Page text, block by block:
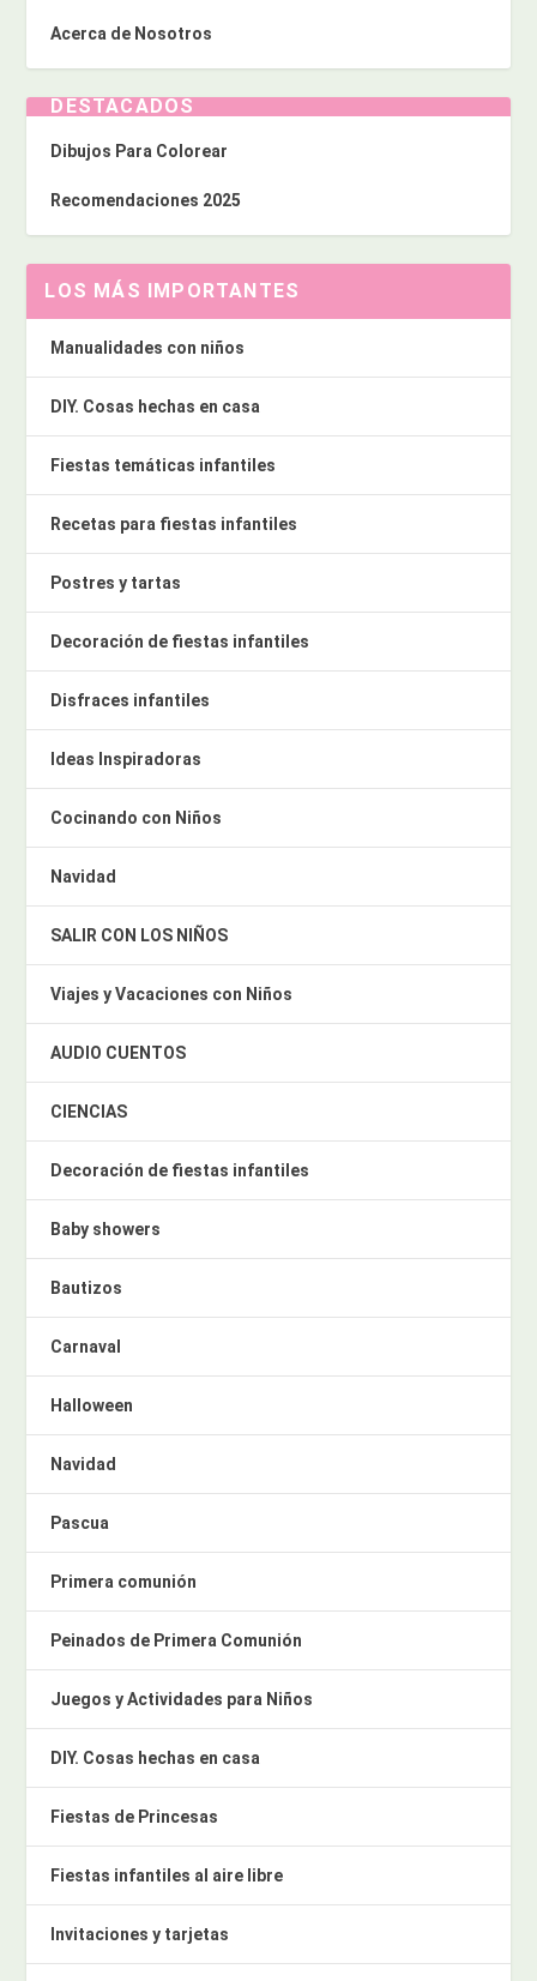
Acerca de Nosotros
DESTACADOS
Dibujos Para Colorear
Recomendaciones 2025
LOS MÁS IMPORTANTES
Manualidades con niños
DIY. Cosas hechas en casa
Fiestas temáticas infantiles
Recetas para fiestas infantiles
Postres y tartas
Decoración de fiestas infantiles
Disfraces infantiles
Ideas Inspiradoras
Cocinando con Niños
Navidad
SALIR CON LOS NIÑOS
Viajes y Vacaciones con Niños
AUDIO CUENTOS
CIENCIAS
Decoración de fiestas infantiles
Baby showers
Bautizos
Carnaval
Halloween
Navidad
Pascua
Primera comunión
Peinados de Primera Comunión
Juegos y Actividades para Niños
DIY. Cosas hechas en casa
Fiestas de Princesas
Fiestas infantiles al aire libre
Invitaciones y tarjetas